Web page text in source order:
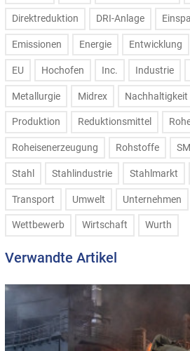
Direktreduktion DRI-Anlage
Emissionen Energie Entwicklung
EU Hochofen Inc. Industrie
Metallurgie Midrex Nachhaltigkeit
Produktion Reduktionsmittel
Roheisenerzeugung Rohstoffe
Stahl Stahlindustrie Stahlmarkt
Transport Umwelt Unternehmen
Wettbewerb Wirtschaft Wurth
Verwandte Artikel